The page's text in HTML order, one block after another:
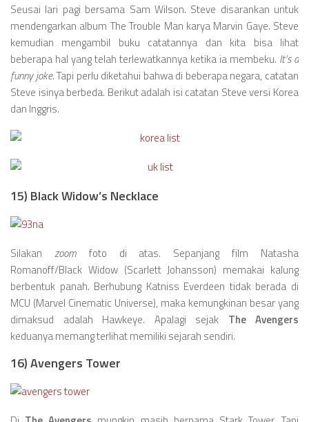
Seusai lari pagi bersama Sam Wilson. Steve disarankan untuk
mendengarkan album The Trouble Man karya Marvin Gaye. Steve
kemudian mengambil buku catatannya dan kita bisa lihat
beberapa hal yang telah terlewatkannya ketika ia membeku. It’s a
funny joke. Tapi perlu diketahui bahwa di beberapa negara, catatan
Steve isinya berbeda. Berikut adalah isi catatan Steve versi Korea
dan Inggris.
15) Black Widow’s Necklace
Silakan zoomfoto di atas. Sepanjang film Natasha
Romanoff/Black Widow (Scarlett Johansson) memakai kalung
berbentuk panah. Berhubung Katniss Everdeen tidak berada di
MCU (Marvel Cinematic Universe), maka kemungkinan besar yang
dimaksud adalah Hawkeye. Apalagi sejak The Avengers
keduanya memang terlihat memiliki sejarah sendiri.
16) Avengers Tower